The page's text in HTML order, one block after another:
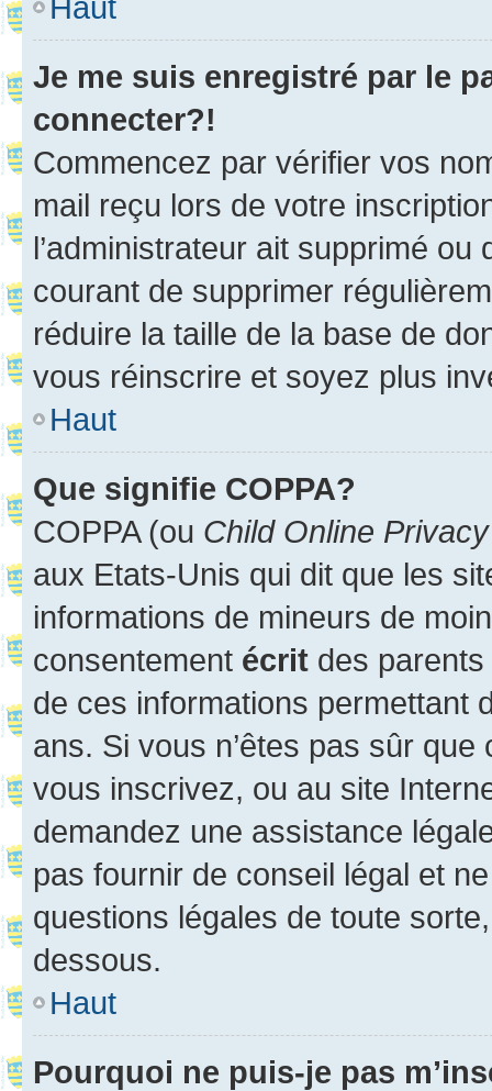
Je me suis enregistré par le
connecter?!
Commencez par vérifier vos
mail reçu lors de votre
l’administrateur ait supprimé
courant de supprimer
réduire la taille de la base de
vous réinscrire et soyez plus
Haut
Que signifie COPPA?
COPPA (ou Child Online
aux Etats-Unis qui dit que les
informations de mineurs de
consentement écrit des parents
de ces informations permettant
ans. Si vous n’êtes pas sûr
vous inscrivez, ou au site
demandez une assistance
pas fournir de conseil légal et
questions légales de toute
dessous.
Haut
Pourquoi ne puis-je pas